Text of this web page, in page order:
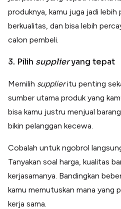
produknya, kamu juga jadi lebih
berkualitas, dan bisa lebih
calon pembeli.
3. Pilih supplieryang tepat
Memilih supplieritu penting
sumber utama produk yang
bisa kamu justru menjual
bikin pelanggan kecewa.
Cobalah untuk ngobrol
Tanyakan soal harga, kualitas
kerjasamanya. Bandingkan
kamu memutuskan mana yang
kerja sama.